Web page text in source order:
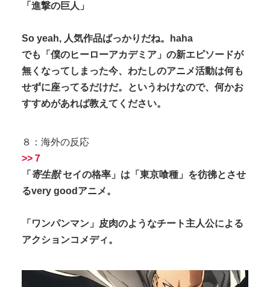
「進撃の巨人」
So yeah, 人気作品ばっかりだね。haha
でも「僕のヒーローアカデミア」の新エピソードが
無くなってしまった今、わたしのアニメ活動は何も
せずに座ってるだけだ。というわけなので、何かお
すすめがあれば教えてください。
８：海外の反応
>>７
「 寄生獣セイの格率」は「東京喰種」を彷彿とさせ
るvery goodアニメ。
「ワンパンマン」皮肉のようなチート主人公による
アクションコメディ。